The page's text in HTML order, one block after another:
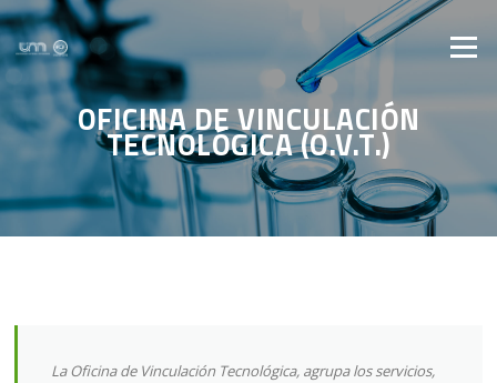
Saltar al contenido
Menú
OFICINA DE VINCULACIÓN
TECNOLÓGICA (O.V.T.)
La Oficina de Vinculación Tecnológica, agrupa los servicios,